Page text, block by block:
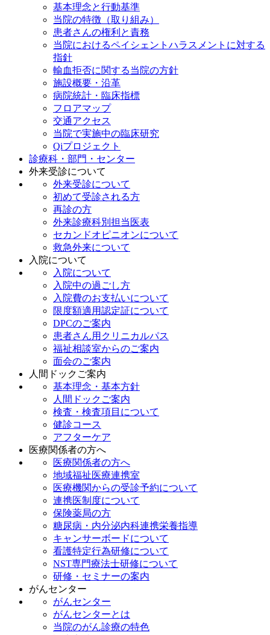
基本理念と行動基準
当院の特徴（取り組み）
患者さんの権利と責務
当院におけるペイシェントハラスメントに対する
指針
輸血拒否に関する当院の方針
施設概要・沿革
病院統計・臨床指標
フロアマップ
交通アクセス
当院で実施中の臨床研究
Qiプロジェクト
診療科・部門・センター
外来受診について
外来受診について
初めて受診される方
再診の方
外来診療科別担当医表
セカンドオピニオンについて
救急外来について
入院について
入院について
入院中の過ごし方
入院費のお支払いについて
限度額適用認定証について
DPCのご案内
患者さん用クリニカルパス
福祉相談室からのご案内
面会のご案内
人間ドックご案内
基本理念・基本方針
人間ドックご案内
検査・検査項目について
健診コース
アフターケア
医療関係者の方へ
医療関係者の方へ
地域福祉医療連携室
医療機関からの受診予約について
連携医制度について
保険薬局の方
糖尿病・内分泌内科連携栄養指導
キャンサーボードについて
看護特定行為研修について
NST専門療法士研修について
研修・セミナーの案内
がんセンター
がんセンター
がんセンターとは
当院のがん診療の特色